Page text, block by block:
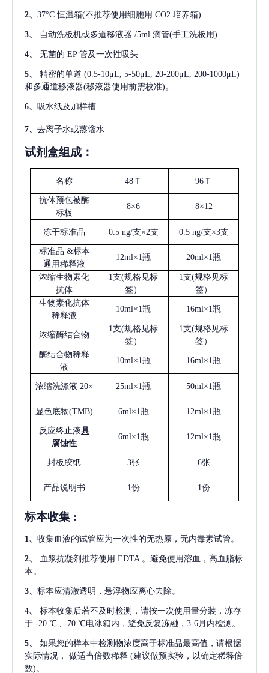
2、 37°C 恒温箱(不推荐使用细胞用 CO2 培养箱)
3、 自动洗板机或多道移液器 /5ml 滴管(手工洗板用)
4、 无菌的 EP 管及一次性吸头
5、 精密的单道 (0.5-10μL, 5-50μL, 20-200μL, 200-1000μL)
和多通道移液器(移液器使用前需校准)。
6、 吸水纸及加样槽
7、 去离子水或蒸馏水
试剂盒组成：
名称 48Ｔ 96Ｔ
抗体预包被酶
标板
8×6 8×12
冻干标准品 0.5 ng/支×2支 0.5 ng/支×3支
标准品 &标本
通用稀释液
12ml×1瓶 20ml×1瓶
浓缩生物素化
抗体
1支(规格见标
签）
1支(规格见标
签）
生物素化抗体
稀释液
10ml×1瓶 16ml×1瓶
浓缩酶结合物
1支(规格见标
签）
1支(规格见标
签）
酶结合物稀释
液
10ml×1瓶 16ml×1瓶
浓缩洗涤液 20× 25ml×1瓶 50ml×1瓶
显色底物(TMB) 6ml×1瓶 12ml×1瓶
反应终止液具
腐蚀性
6ml×1瓶 12ml×1瓶
封板胶纸 3张 6张
产品说明书 1份 1份
标本收集 :
1 、 收集血液的试管应为一次性的无热原，无内毒素试管。
2、 血浆抗凝剂推荐使用 EDTA 。避免使用溶血，高血脂标
本。
3、 标本应清澈透明，悬浮物应离心去除。
4、
标本收集后若不及时检测，请按一次使用量分装，冻存
于 -20 ℃ , -70 ℃电冰箱内，避免反复冻融，3-6月内检测。
5、
如果您的样本中检测物浓度高于标准品最高值，请根据
实际情况，
做适当倍数稀释 (建议做预实验，以确定稀释倍
数)。